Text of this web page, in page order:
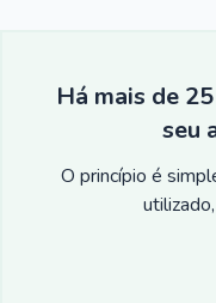
Há mais de
seu
O princípio é